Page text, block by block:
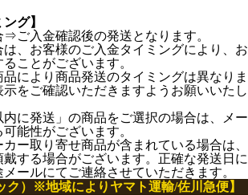
グ】
⇒ご入金確認後の発送となります。
、お客様のご入金タイミングにより、お
ことがございます。
品により商品発送のタイミングは異なりま
をご確認いただきますようお願いいたし
内に発送」の商品をご選択の場合は、メー
能性がございます。
カー取り寄せ商品が含まれている場合は、
する場合がございます。正確な発送日に
ールにてご連絡させていただきます。
ク）※地域によりヤマト運輸/佐川急便】